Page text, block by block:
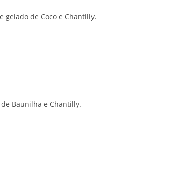
gelado de Coco e Chantilly.
Baunilha e Chantilly.